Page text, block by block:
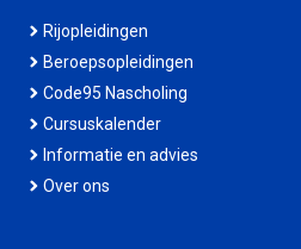
Rijopleidingen
Beroepsopleidingen
Code95 Nascholing
Cursuskalender
Informatie en advies
Over ons